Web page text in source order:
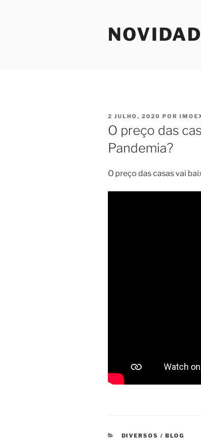
PUBLICADO
EM
2 JULHO, 2020 POR
O preço das
Pandemia?
O preço das casas vai
CATEGORIAS
DIVERSOS / BLOG